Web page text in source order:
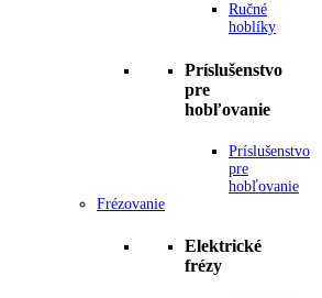
Ručné
hoblíky
Príslušenstvo
pre
hobľovanie
Príslušenstvo
pre
hobľovanie
Frézovanie
Elektrické
frézy